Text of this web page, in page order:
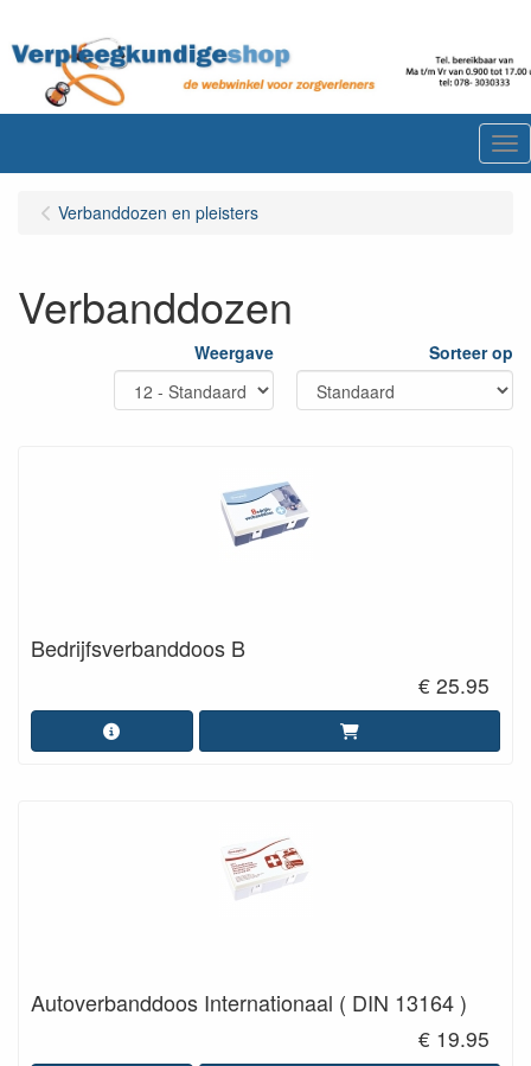
Verbanddozen en pleisters
Verbanddozen
Weergave Sorteer op
Bedrijfsverbanddoos B
€ 25.95
Autoverbanddoos Internationaal ( DIN 13164 )
€ 19.95